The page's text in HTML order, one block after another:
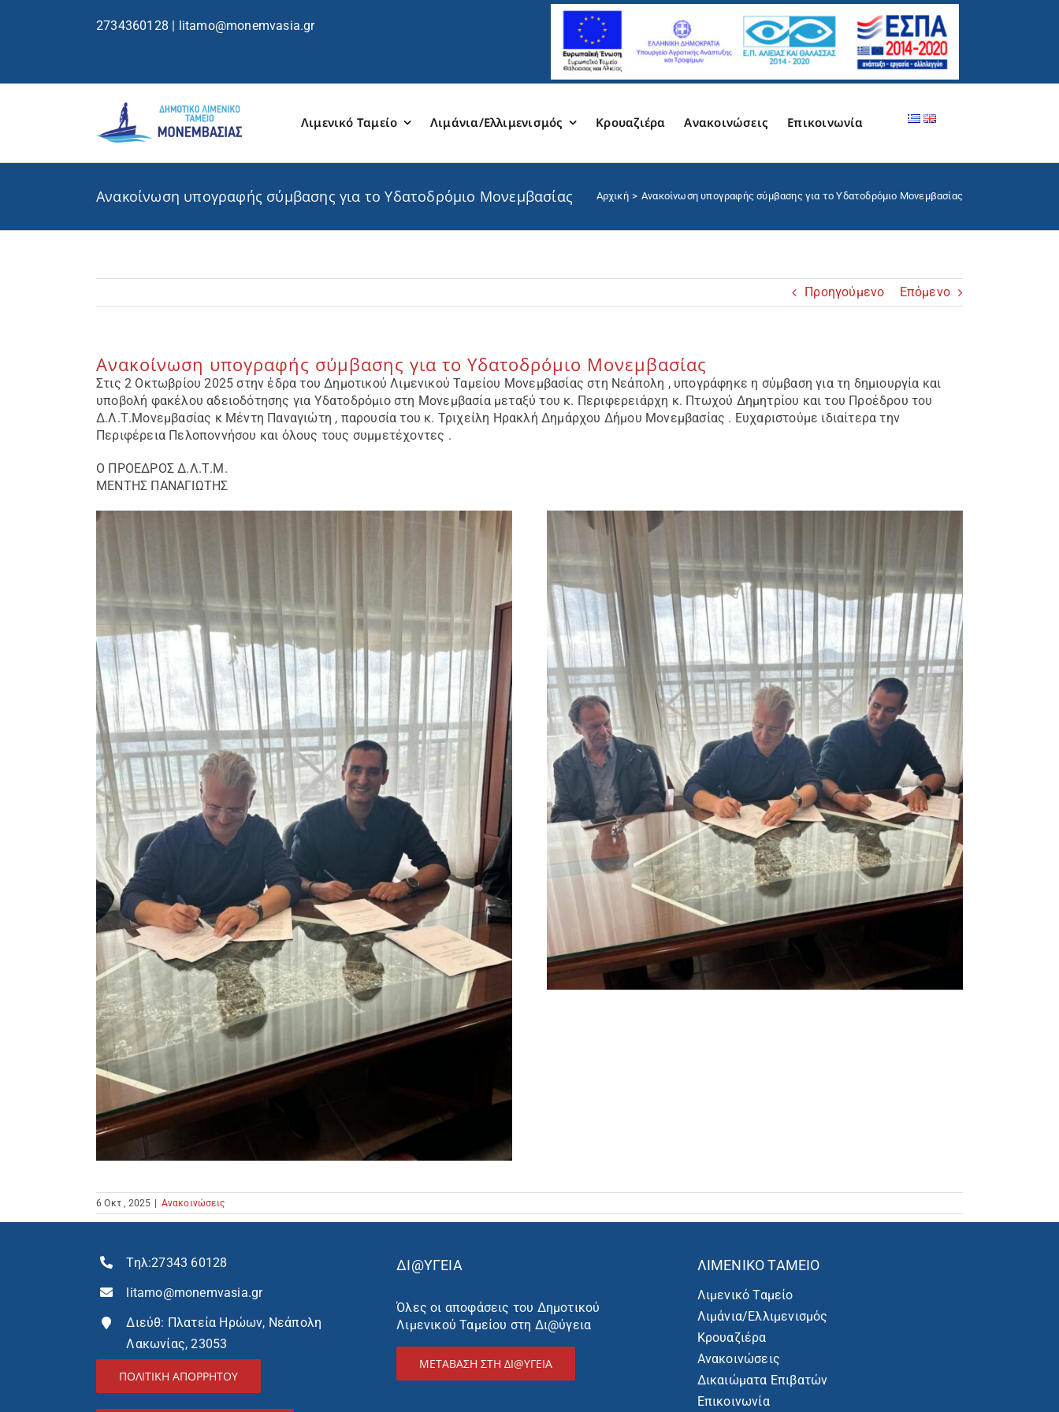
2734360128 | litamo@monemvasia.gr
Λιμενικό Ταμείο Λιμάνια/Ελλιμενισμός Κρουαζιέρα Ανακοινώσεις Επικοινωνία
Ανακοίνωση υπογραφής σύμβασης για το Υδατοδρόμιο Μονεμβασίας Αρχική Ανακοίνωση υπογραφής σύμβασης για το Υδατοδρόμιο Μονεμβασίας
Προηγούμενο Επόμενο
Ανακοίνωση υπογραφής σύμβασης για το Υδατοδρόμιο Μονεμβασίας
Στις 2 Οκτωβρίου 2025 στην έδρα του Δημοτικού Λιμενικού Ταμείου Μονεμβασίας στη Νεάπολη , υπογράφηκε η σύμβαση για τη δημιουργία και
υποβολή φακέλου αδειοδότησης για Υδατοδρόμιο στη Μονεμβασία μεταξύ του κ. Περιφερειάρχη κ. Πτωχού Δημητρίου και του Προέδρου του
Δ.Λ.Τ.Μονεμβασίας κ Μέντη Παναγιώτη , παρουσία του κ. Τριχείλη Ηρακλή Δημάρχου Δήμου Μονεμβασίας . Ευχαριστούμε ιδιαίτερα την
Περιφέρεια Πελοποννήσου και όλους τους συμμετέχοντες .
Ο ΠΡΟΕΔΡΟΣ Δ.Λ.Τ.Μ.
ΜΕΝΤΗΣ ΠΑΝΑΓΙΩΤΗΣ
6 Οκτ , 2025 | Ανακοινώσεις
Τηλ:27343 60128
litamo@monemvasia.gr
Διεύθ: Πλατεία Ηρώων, Νεάπολη
Λακωνίας, 23053
ΠΟΛΙΤΙΚΗ ΑΠΟΡΡΗΤΟΥ
ΔΙ@ΥΓΕΙΑ
Όλες οι αποφάσεις του Δημοτικού
Λιμενικού Ταμείου στη Δι@ύγεια
ΜΕΤΑΒΑΣΗ ΣΤΗ ΔΙ@ΥΓΕΙΑ
ΛΙΜΕΝΙΚΌ ΤΑΜΕΊΟ
Λιμενικό Ταμείο
Λιμάνια/Ελλιμενισμός
Κρουαζιέρα
Ανακοινώσεις
Δικαιώματα Επιβατών
Επικοινωνία